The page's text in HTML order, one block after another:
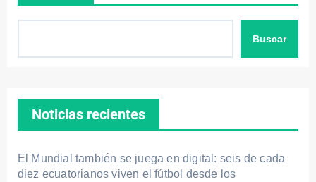
Buscar
Noticias recientes
El Mundial también se juega en digital: seis de cada
diez ecuatorianos viven el fútbol desde los